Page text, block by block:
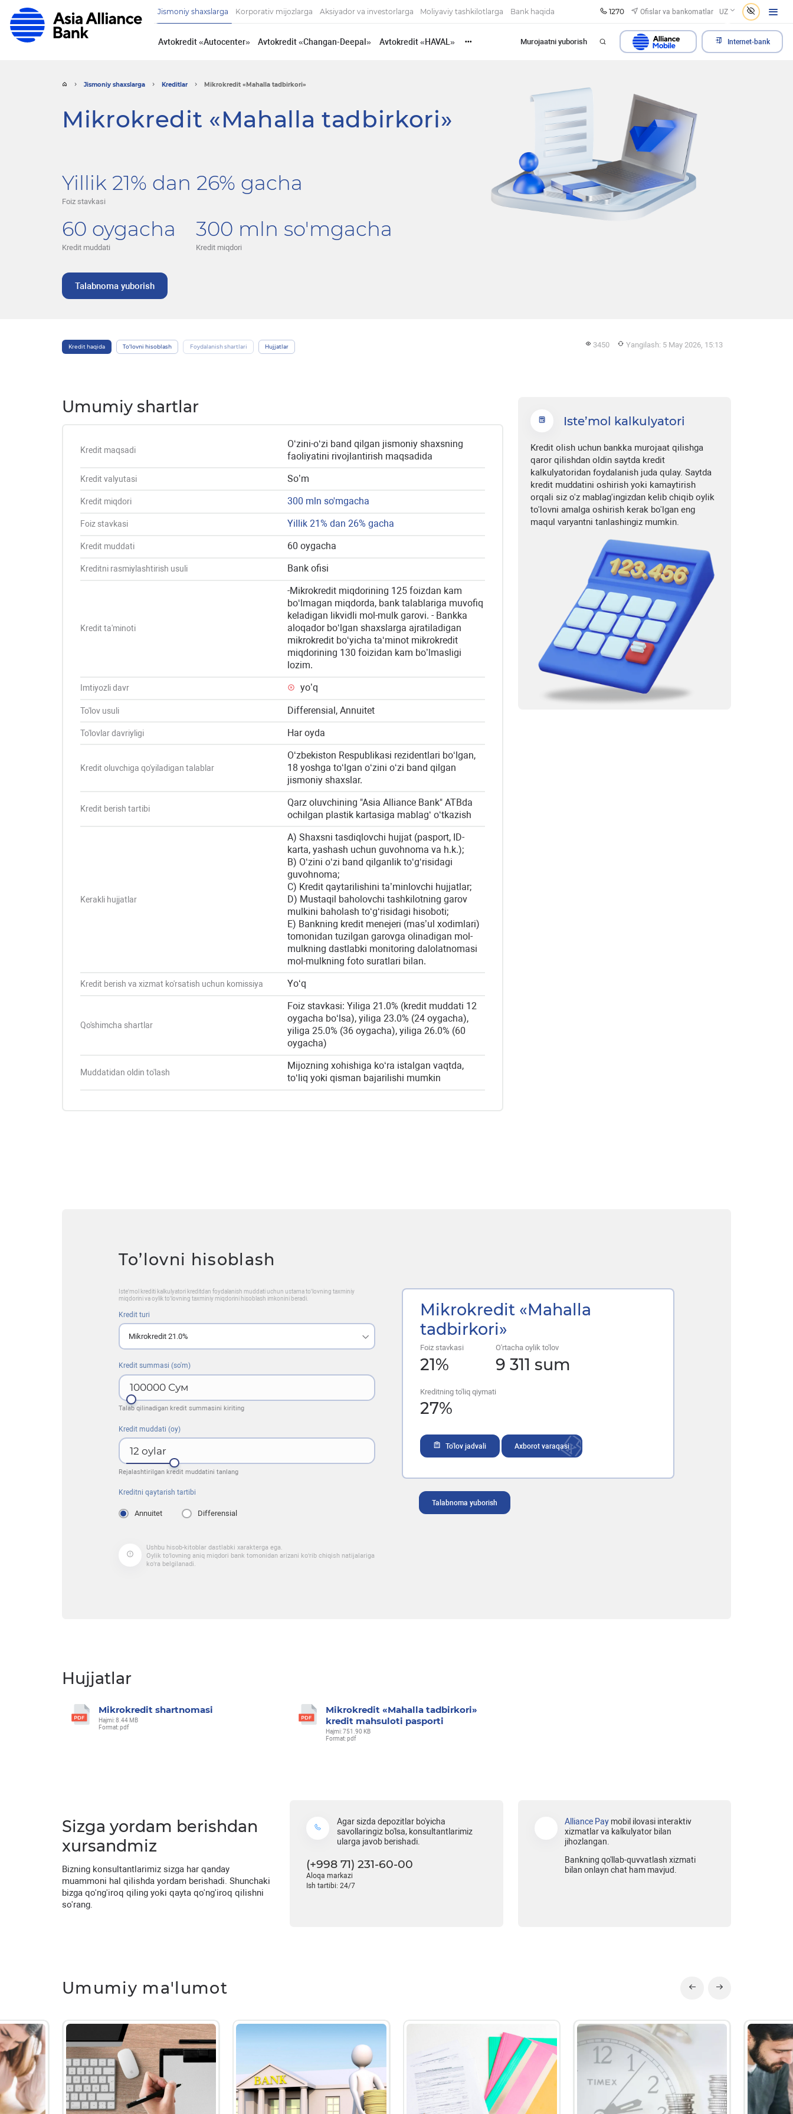
Jismoniy shaxslarga Korporativ mijozlarga Aksiyador va investorlarga Moliyaviy tashkilotlarga Bank haqida 1270 Ofislar va bankomatlar UZ
Avtokredit «Autocenter» Avtokredit «Changan-Deepal» Avtokredit «HAVAL» ••• Murojaatni yuborish Internet-bank
Jismoniy shaxslarga Kreditlar Mikrokredit «Mahalla tadbirkori»
Mikrokredit «Mahalla tadbirkori»
Yillik 21% dan 26% gacha
Foiz stavkasi
60 oygacha
Kredit muddati
300 mln so'mgacha
Kredit miqdori
Talabnoma yuborish
Kredit haqida To’lovni hisoblash Foydalanish shartlari Hujjatlar 3450 Yangilash: 5 May 2026, 15:13
Umumiy shartlar
Kredit maqsadi
O‘zini-o‘zi band qilgan jismoniy shaxsning
faoliyatini rivojlantirish maqsadida
Kredit valyutasi So’m
Kredit miqdori 300 mln so'mgacha
Foiz stavkasi Yillik 21% dan 26% gacha
Kredit muddati 60 oygacha
Kreditni rasmiylashtirish usuli Bank ofisi
Kredit ta'minoti
-Mikrokredit miqdorining 125 foizdan kam
bo‘lmagan miqdorda, bank talablariga muvofiq
keladigan likvidli mol-mulk garovi. - Bankka
aloqador bo‘lgan shaxslarga ajratiladigan
mikrokredit bo‘yicha ta‘minot mikrokredit
miqdorining 130 foizidan kam bo’lmasligi
lozim.
Imtiyozli davr yo’q
To'lov usuli Differensial, Annuitet
To'lovlar davriyligi Har oyda
Kredit oluvchiga qo'yiladigan talablar
O‘zbekiston Respublikasi rezidentlari bo‘lgan,
18 yoshga to‘lgan o‘zini o‘zi band qilgan
jismoniy shaxslar.
Kredit berish tartibi
Qarz oluvchining "Asia Alliance Bank" ATBda
ochilgan plastik kartasiga mablag‘ o‘tkazish
Kerakli hujjatlar
А) Shaxsni tasdiqlovchi hujjat (pasport, ID-
karta, yashash uchun guvohnoma va h.k.);
B) O‘zini o‘zi band qilganlik to‘g‘risidagi
guvohnoma;
C) Kredit qaytarilishini ta’minlovchi hujjatlar;
D) Mustaqil baholovchi tashkilotning garov
mulkini baholash to‘g‘risidagi hisoboti;
E) Bankning kredit menejeri (mas’ul xodimlari)
tomonidan tuzilgan garovga olinadigan mol-
mulkning dastlabki monitoring dalolatnomasi
mol-mulkning foto suratlari bilan.
Kredit berish va xizmat ko'rsatish uchun komissiya Yo‘q
Qo'shimcha shartlar
Foiz stavkasi: Yiliga 21.0% (kredit muddati 12
oygacha bo‘lsa), yiliga 23.0% (24 oygacha),
yiliga 25.0% (36 oygacha), yiliga 26.0% (60
oygacha)
Muddatidan oldin to'lash
Mijozning xohishiga ko‘ra istalgan vaqtda,
to‘liq yoki qisman bajarilishi mumkin
Iste’mol kalkulyatori
Kredit olish uchun bankka murojaat qilishga
qaror qilishdan oldin saytda kredit
kalkulyatoridan foydalanish juda qulay. Saytda
kredit muddatini oshirish yoki kamaytirish
orqali siz o'z mablag'ingizdan kelib chiqib oylik
to'lovni amalga oshirish kerak bo'lgan eng
maqul varyantni tanlashingiz mumkin.
To’lovni hisoblash
Iste'mol krediti kalkulyatori kreditdan foydalanish muddati uchun ustama to'lovning taxminiy
miqdorini va oylik to'lovning taxminiy miqdorini hisoblash imkonini beradi.
Kredit turi
Mikrokredit 21.0%
Kredit summasi (so'm)
100000 Сум
Talab qilinadigan kredit summasini kiriting
Kredit muddati (oy)
12 oylar
Rejalashtirilgan kredit muddatini tanlang
Kreditni qaytarish tartibi
Annuitet Differensial
Ushbu hisob-kitoblar dastlabki xarakterga ega.
Oylik to‘lovning aniq miqdori bank tomonidan arizani ko‘rib chiqish natijalariga
ko‘ra belgilanadi.
Mikrokredit «Mahalla
tadbirkori»
Foiz stavkasi
21%
O'rtacha oylik to'lov
9 311 sum
Kreditning to'liq qiymati
27%
To'lov jadvali Axborot varaqasi
Talabnoma yuborish
Hujjatlar
Mikrokredit shartnomasi
Hajmi: 8.44 MB
Format: pdf
Mikrokredit «Mahalla tadbirkori»
kredit mahsuloti pasporti
Hajmi: 751.90 KB
Format: pdf
Sizga yordam berishdan
xursandmiz
Bizning konsultantlarimiz sizga har qanday
muammoni hal qilishda yordam berishadi. Shunchaki
bizga qo'ng'iroq qiling yoki qayta qo'ng'iroq qilishni
so'rang.
Agar sizda depozitlar bo'yicha
savollaringiz bo'lsa, konsultantlarimiz
ularga javob berishadi.
(+998 71) 231-60-00
Aloqa markazi
Ish tartibi: 24/7
Alliance Pay mobil ilovasi interaktiv
xizmatlar va kalkulyator bilan
jihozlangan.
Bankning qo'llab-quvvatlash xizmati
bilan onlayn chat ham mavjud.
Umumiy ma'lumot